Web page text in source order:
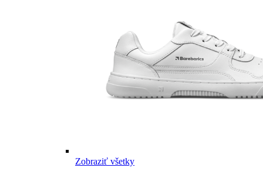
Zobraziť všetky